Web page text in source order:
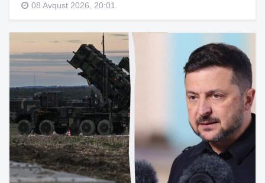
08 Avqust 2026, 20:01